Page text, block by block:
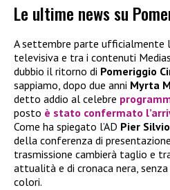
Le ultime news su
A settembre parte ufficialmente
televisiva e tra i contenuti
dubbio il ritorno di Pomeriggio
sappiamo, dopo due anni Myrta
detto addio al celebre
posto è stato confermato
Come ha spiegato l’AD Pier
della conferenza di
trasmissione cambierà taglio e
attualità e di cronaca nera,
colori.